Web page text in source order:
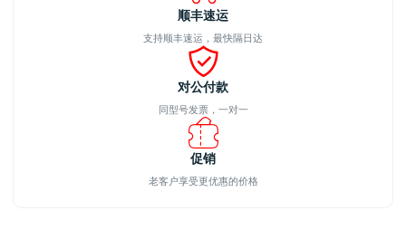
顺丰速运
支持顺丰速运，最快隔日达
对公付款
同型号发票，一对一
促销
老客户享受更优惠的价格